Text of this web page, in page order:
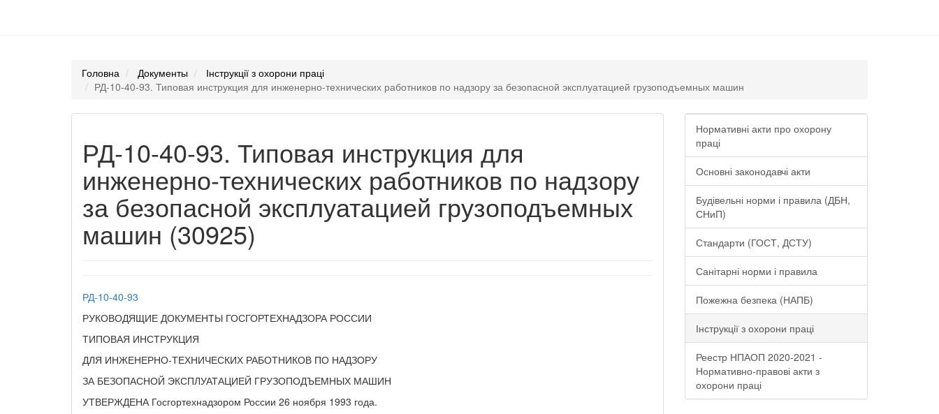
Головна Документы
Інструкції з охорони праці
РД-10-40-93. Типовая инструкция для инженерно-технических работников по надзору за безопасной эксплуатацией грузоподъемных машин
РД-10-40-93. Типовая инструкция для
инженерно-технических работников по надзору
за безопасной эксплуатацией грузоподъемных
машин (30925)
РД-10-40-93
РУКОВОДЯЩИЕ ДОКУМЕНТЫ ГОСГОРТЕХНАДЗОРА РОССИИ
ТИПОВАЯ ИНСТРУКЦИЯ
ДЛЯ ИНЖЕНЕРНО-ТЕХНИЧЕСКИХ РАБОТНИКОВ ПО НАДЗОРУ
ЗА БЕЗОПАСНОЙ ЭКСПЛУАТАЦИЕЙ ГРУЗОПОДЪЕМНЫХ МАШИН
УТВЕРЖДЕНА Госгортехнадзором России 26 ноября 1993 года.
Нормативні акти про охорону
праці
Основні законодавчі акти
Будівельні норми і правила (ДБН,
СНиП)
Стандарти (ГОСТ, ДСТУ)
Санітарні норми і правила
Пожежна безпека (НАПБ)
Інструкції з охорони праці
Реестр НПАОП 2020-2021 -
Нормативно-правові акти з
охорони праці